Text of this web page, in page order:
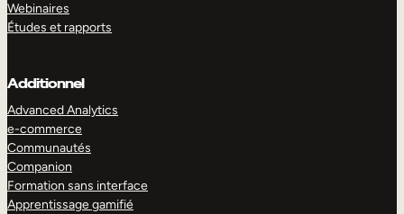
Webinaires
Études et rapports
Additionnel
Advanced Analytics
e-commerce
Communautés
Companion
Formation sans interface
Apprentissage gamifié